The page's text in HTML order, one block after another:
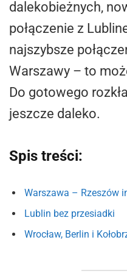
dalekobieżnych,
połączenie z
najszybsze
Warszawy – to
Do gotowego
jeszcze daleko.
Spis treści:
Warszawa – Rzeszów
Lublin bez przesiadki
Wrocław, Berlin i